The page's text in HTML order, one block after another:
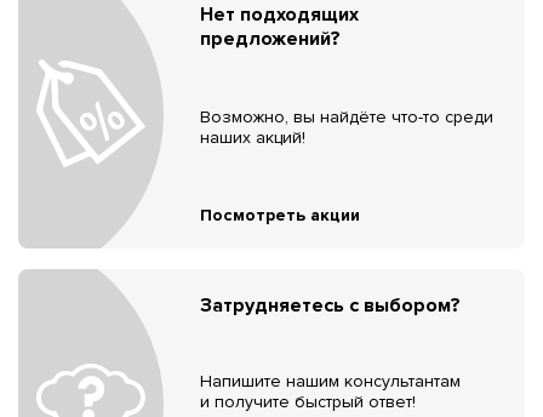
Нет подходящих
предложений?
Возможно, вы найдёте что-то среди
наших акций!
Посмотреть акции
Затрудняетесь с выбором?
Напишите нашим консультантам
и получите быстрый ответ!